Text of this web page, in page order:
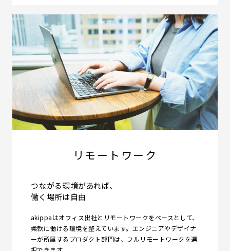
リモートワーク
つながる環境があれば、
働く場所は自由
akippaはオフィス出社とリモートワークをベースとして、
柔軟に働ける環境を整えています。エンジニアやデザイナ
ーが所属するプロダクト部門は、フルリモートワークを選